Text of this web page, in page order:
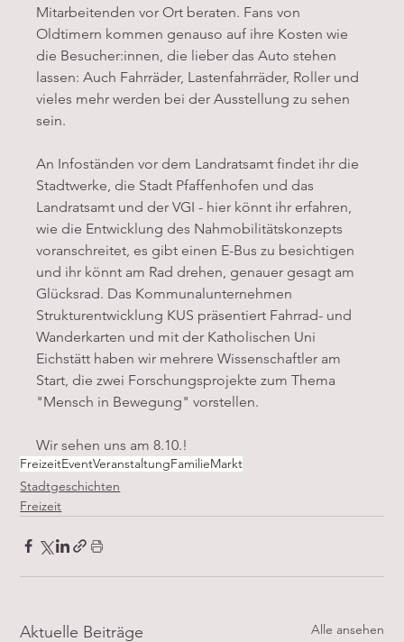
Mitarbeitenden vor Ort beraten. Fans von
Oldtimern kommen genauso auf ihre Kosten wie
die Besucher:innen, die lieber das Auto stehen
lassen: Auch Fahrräder, Lastenfahrräder, Roller und
vieles mehr werden bei der Ausstellung zu sehen
sein.
An Infoständen vor dem Landratsamt findet ihr die
Stadtwerke, die Stadt Pfaffenhofen und das
Landratsamt und der VGI - hier könnt ihr erfahren,
wie die Entwicklung des Nahmobilitätskonzepts
voranschreitet, es gibt einen E-Bus zu besichtigen
und ihr könnt am Rad drehen, genauer gesagt am
Glücksrad. Das Kommunalunternehmen
Strukturentwicklung KUS präsentiert Fahrrad- und
Wanderkarten und mit der Katholischen Uni
Eichstätt haben wir mehrere Wissenschaftler am
Start, die zwei Forschungsprojekte zum Thema
"Mensch in Bewegung" vorstellen.
Wir sehen uns am 8.10.!
FreizeitEventVeranstaltungFamilieMarkt
Stadtgeschichten
Freizeit
Aktuelle Beiträge Alle ansehen